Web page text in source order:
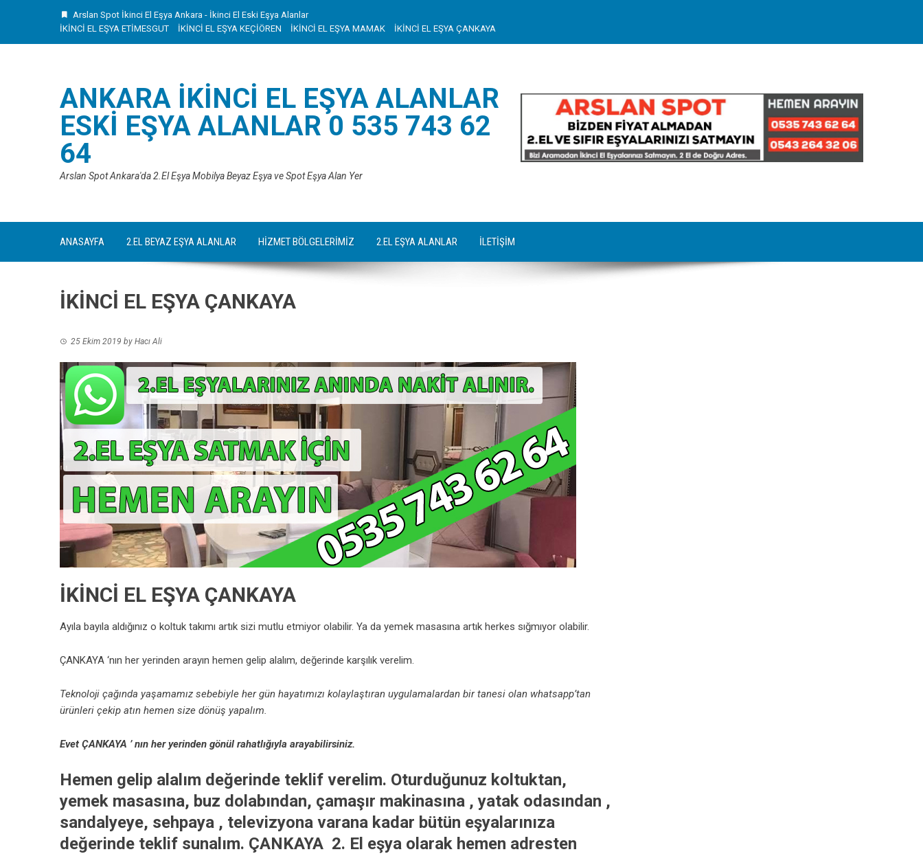
Arslan Spot İkinci El Eşya Ankara - İkinci El Eski Eşya Alanlar
İKİNCİ EL EŞYA ETİMESGUT
İKİNCİ EL EŞYA KEÇİÖREN İKİNCİ EL EŞYA MAMAK İKİNCİ EL EŞYA ÇANKAYA
ANKARA İKINCI EL EŞYA ALANLAR
ESKI EŞYA ALANLAR 0 535 743 62
64
Arslan Spot Ankara'da 2.El Eşya Mobilya Beyaz Eşya ve Spot Eşya Alan Yer
ANASAYFA 2.EL BEYAZ EŞYA ALANLAR HİZMET BÖLGELERİMİZ 2.EL EŞYA ALANLAR İLETİŞİM
İKİNCİ EL EŞYA ÇANKAYA
25 Ekim 2019 by Hacı Ali
İKİNCİ EL EŞYA ÇANKAYA
Ayıla bayıla aldığınız o koltuk takımı artık sizi mutlu etmiyor olabilir. Ya da yemek masasına artık herkes sığmıyor olabilir.
ÇANKAYA ‘nın her yerinden arayın hemen gelip alalım, değerinde karşılık verelim.
Teknoloji çağında yaşamamız sebebiyle her gün hayatımızı kolaylaştıran uygulamalardan bir tanesi olan whatsapp’tan
ürünleri çekip atın hemen size dönüş yapalım.
Evet ÇANKAYA ’ nın her yerinden gönül rahatlığıyla arayabilirsiniz.
Hemen gelip alalım değerinde teklif verelim. Oturduğunuz koltuktan,
yemek masasına, buz dolabından, çamaşır makinasına , yatak odasından ,
sandalyeye, sehpaya , televizyona varana kadar bütün eşyalarınıza
değerinde teklif sunalım. ÇANKAYA 2. El eşya olarak hemen adresten